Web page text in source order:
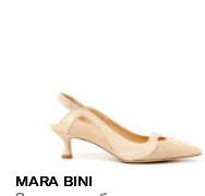
MARA BINI